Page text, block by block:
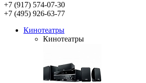
+7 (917) 574-07-30
+7 (495) 926-63-77
Кинотеатры
Кинотеатры